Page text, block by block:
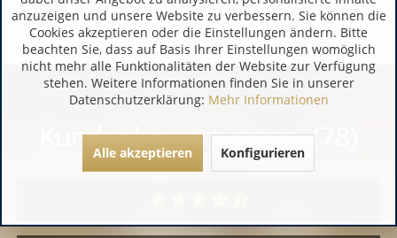
Kundenbewertungen (78)
anzuzeigen und unsere Website zu verbessern. Sie können die
Cookies akzeptieren oder die Einstellungen ändern. Bitte
beachten Sie, dass auf Basis Ihrer Einstellungen womöglich
nicht mehr alle Funktionalitäten der Website zur Verfügung
stehen. Weitere Informationen finden Sie in unserer
Datenschutzerklärung: Mehr Informationen
Alle akzeptieren Konfigurieren